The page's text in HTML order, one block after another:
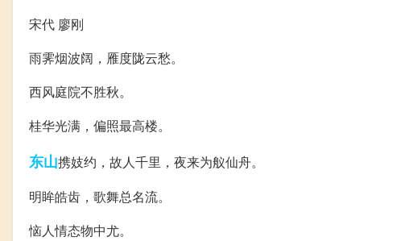
宋代 廖刚
雨霁烟波阔，雁度陇云愁。
西风庭院不胜秋。
桂华光满，偏照最高楼。
东山携妓约，故人千里，夜来为舣仙舟。
明眸皓齿，歌舞总名流。
恼人情态物中尤。